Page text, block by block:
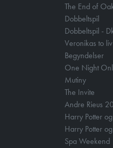
The End of
Dobbeltspil
Dobbeltspil -
Veronikas to liv
Begyndelser
One Night
Mutiny
The Invite
Andre Rieus
Harry Potter
Harry Potter
Spa Weekend